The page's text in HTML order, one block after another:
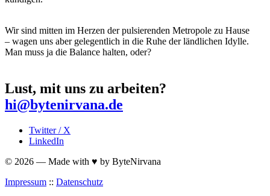
Wir sind mitten im Herzen der pulsierenden Metropole zu Hause
– wagen uns aber gelegentlich in die Ruhe der ländlichen Idylle.
Man muss ja die Balance halten, oder?
Lust, mit uns zu arbeiten?
hi@bytenirvana.de
Twitter / X
LinkedIn
© 2026 — Made with ♥ by ByteNirvana
Impressum :: Datenschutz